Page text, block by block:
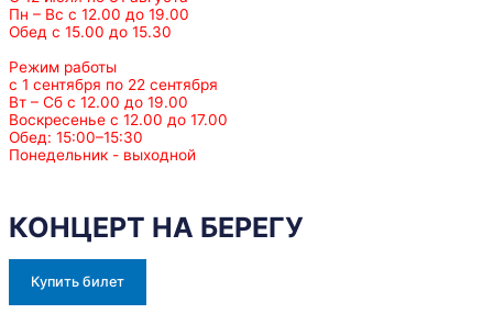
Пн – Вс с 12.00 до 19.00
Обед с 15.00 до 15.30
Режим работы
с 1 сентября по 22 сентября
Вт – Сб с 12.00 до 19.00
Воскресенье с 12.00 до 17.00
Обед: 15:00–15:30
Понедельник - выходной
КОНЦЕРТ НА БЕРЕГУ
Купить билет